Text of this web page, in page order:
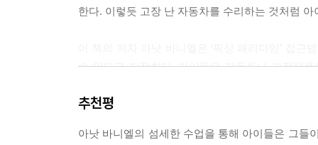
한다. 이렇듯 고장 난 자동차를 수리하는 것처럼 아
수 있다고 지적한다. 아이들은 자동차나 가전제
한다는 것이다. 따라서 아직 깨어나지 않고 있는
추천평
아낫 바니엘의 섬세한 수업을 통해 아이들은 그